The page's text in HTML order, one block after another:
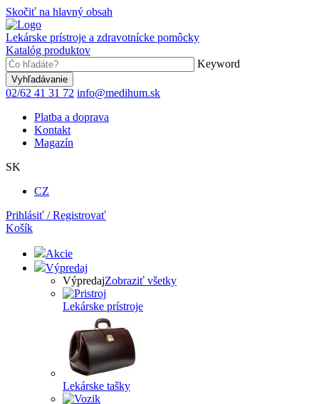
Skočiť na hlavný obsah
Lekárske prístroje a zdravotnícke pomôcky
Katalóg produktov
Keyword
02/62 41 31 72 info@medihum.sk
Platba a doprava
Kontakt
Magazín
SK
CZ
Prihlásiť / Registrovať
Košík
Akcie
Výpredaj
VýpredajZobraziť všetky
Lekárske prístroje
Lekárske tašky